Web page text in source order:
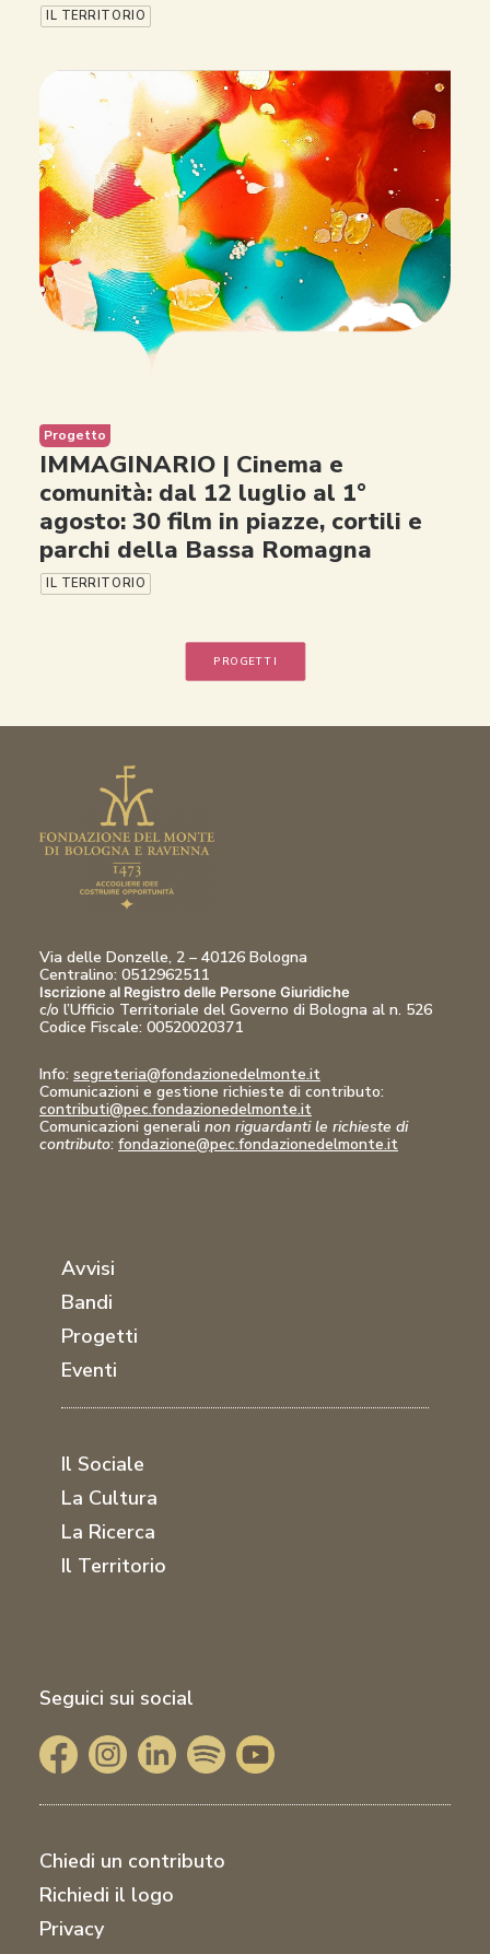
IL TERRITORIO
Progetto
IMMAGINARIO | Cinema e
comunità: dal 12 luglio al 1°
agosto: 30 film in piazze, cortili e
parchi della Bassa Romagna
IL TERRITORIO
PROGETTI
Via delle Donzelle, 2 – 40126 Bologna
Centralino: 0512962511
Iscrizione al Registro delle Persone Giuridiche
c/o l’Ufficio Territoriale del Governo di Bologna al n. 526
Codice Fiscale: 00520020371
Info: segreteria@fondazionedelmonte.it
Comunicazioni e gestione richieste di contributo:
contributi@pec.fondazionedelmonte.it
Comunicazioni generali non riguardanti le richieste di
contributo: fondazione@pec.fondazionedelmonte.it
Avvisi
Bandi
Progetti
Eventi
Il Sociale
La Cultura
La Ricerca
Il Territorio
Seguici sui social
Chiedi un contributo
Richiedi il logo
Privacy